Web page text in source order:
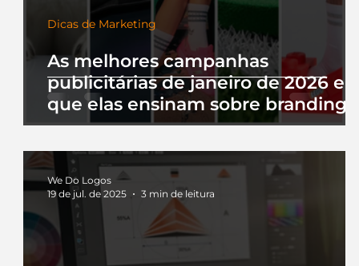
As melhores campanhas
publicitárias de janeiro de 2026 e
que elas ensinam sobre branding
Dicas de Marketing
We Do Logos
19 de jul. de 2025
3 min de leitura